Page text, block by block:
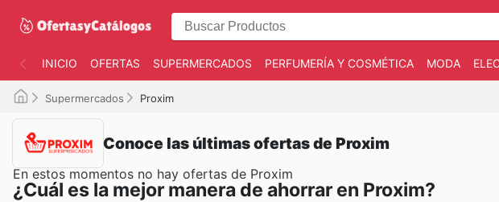
INICIO OFERTAS SUPERMERCADOS PERFUMERÍA Y COSMÉTICA MODA
Supermercados Proxim
Conoce las últimas ofertas de Proxim
En estos momentos no hay ofertas de Proxim
¿Cuál es la mejor manera de ahorrar en Proxim?